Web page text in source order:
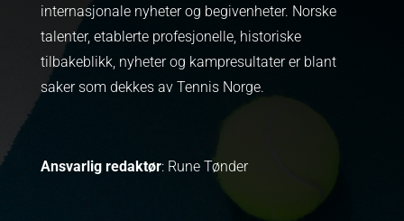
internasjonale nyheter og begivenheter. Norske
talenter, etablerte profesjonelle, historiske
tilbakeblikk, nyheter og kampresultater er blant
saker som dekkes av Tennis Norge.
Ansvarlig redaktør: Rune Tønder